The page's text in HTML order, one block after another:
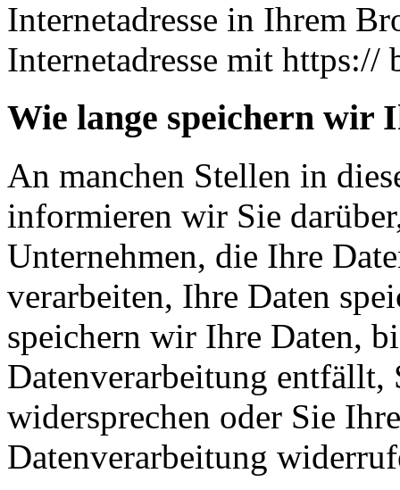
Internetadresse in Ihrem
Internetadresse mit
Wie lange speichern wir
An manchen Stellen in
informieren wir Sie
Unternehmen, die Ihre
verarbeiten, Ihre Daten
speichern wir Ihre Daten,
Datenverarbeitung entfällt,
widersprechen oder Sie
Datenverarbeitung